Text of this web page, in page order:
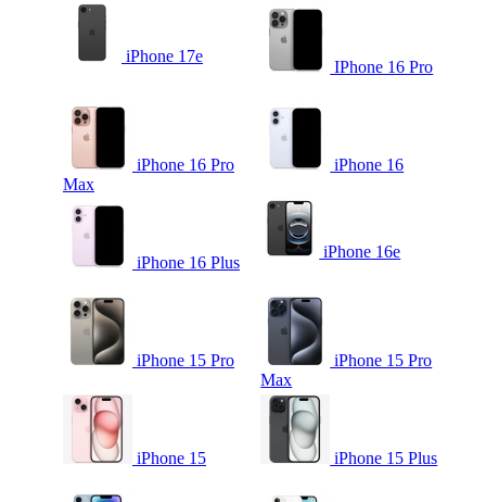
iPhone 17e
IPhone 16 Pro
iPhone 16 Pro
Max
iPhone 16
iPhone 16 Plus
iPhone 16e
iPhone 15 Pro
iPhone 15 Pro
Max
iPhone 15 iPhone 15 Plus